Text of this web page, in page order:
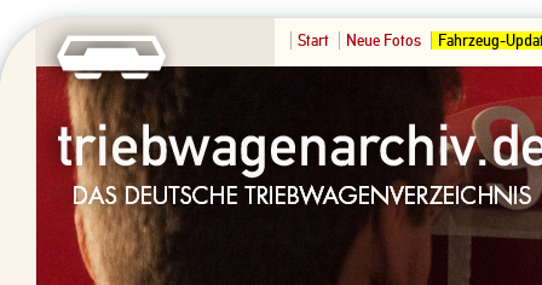
Start Neue Fotos Fahrzeug-